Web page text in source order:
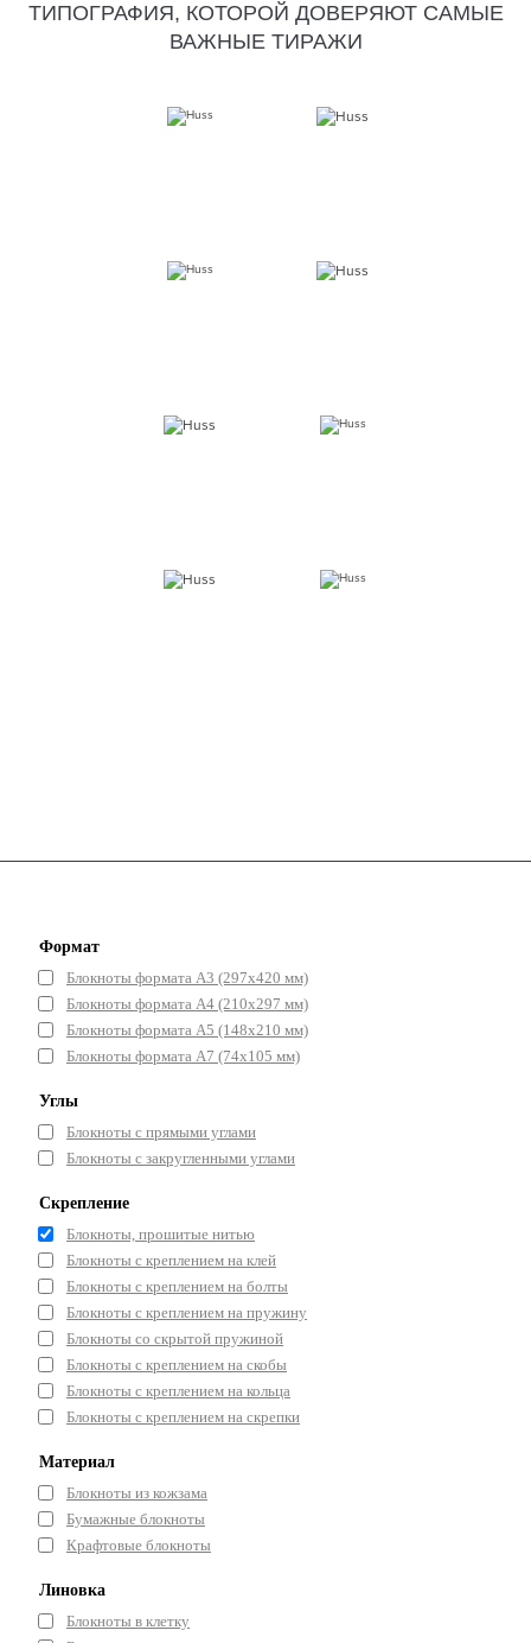
ТИПОГРАФИЯ, КОТОРОЙ ДОВЕРЯЮТ САМЫЕ
ВАЖНЫЕ ТИРАЖИ
Формат
Блокноты формата А3 (297x420 мм)
Блокноты формата А4 (210x297 мм)
Блокноты формата А5 (148x210 мм)
Блокноты формата А7 (74x105 мм)
Углы
Блокноты с прямыми углами
Блокноты с закругленными углами
Скрепление
Блокноты, прошитые нитью
Блокноты с креплением на клей
Блокноты с креплением на болты
Блокноты с креплением на пружину
Блокноты со скрытой пружиной
Блокноты с креплением на скобы
Блокноты с креплением на кольца
Блокноты с креплением на скрепки
Материал
Блокноты из кожзама
Бумажные блокноты
Крафтовые блокноты
Линовка
Блокноты в клетку